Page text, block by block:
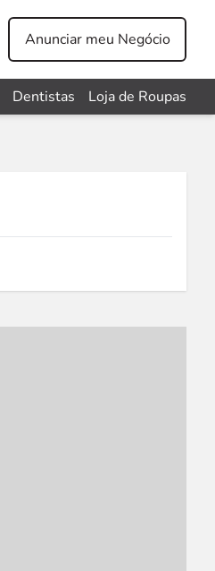
Anunciar meu Negócio
Dentistas Loja de Roupas